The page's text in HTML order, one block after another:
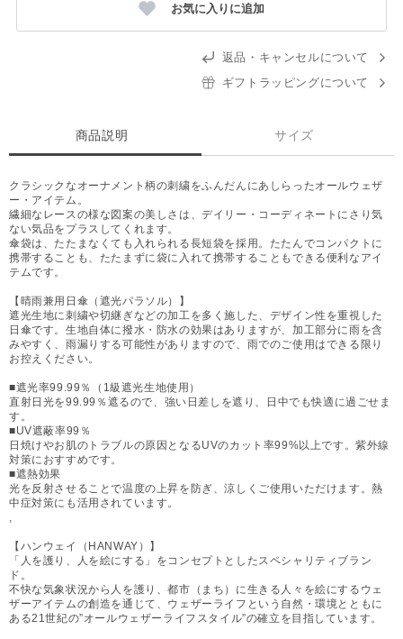
お気に入りに追加
返品・キャンセルについて
ギフトラッピングについて
商品説明 サイズ
クラシックなオーナメント柄の刺繍をふんだんにあしらったオールウェザ
ー・アイテム。
繊細なレースの様な図案の美しさは、デイリー・コーディネートにさり気
ない気品をプラスしてくれます。
傘袋は、たたまなくても入れられる長短袋を採用。たたんでコンパクトに
携帯することも、たたまずに袋に入れて携帯することもできる便利なアイ
テムです。
【晴雨兼用日傘（遮光パラソル）】
遮光生地に刺繍や切継ぎなどの加工を多く施した、デザイン性を重視した
日傘です。生地自体に撥水・防水の効果はありますが、加工部分に雨を含
みやすく、雨漏りする可能性がありますので、雨でのご使用はできる限り
お控えください。
■遮光率99.99％（1級遮光生地使用）
直射日光を99.99％遮るので、強い日差しを遮り、日中でも快適に過ごせま
す。
■UV遮蔽率99％
日焼けやお肌のトラブルの原因となるUVのカット率99%以上です。紫外線
対策におすすめです。
■遮熱効果
光を反射させることで温度の上昇を防ぎ、涼しくご使用いただけます。熱
中症対策にも活用されています。
【ハンウェイ（HANWAY）】
「人を護り、人を絵にする」をコンセプトとしたスペシャリティブラン
ド。
不快な気象状況から人を護り、都市（まち）に生きる人々を絵にするウェ
ザーアイテムの創造を通じて、ウェザーライフという自然・環境とともに
ある21世紀の”オールウェザーライフスタイル”の確立を目指しています。